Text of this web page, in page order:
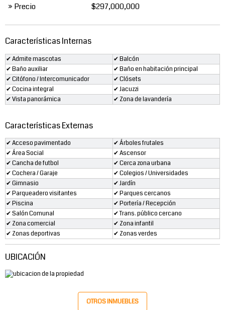
» Precio
$297,000,000
Características Internas
✔ Admite mascotas
✔ Balcón
✔ Baño auxiliar
✔ Baño en habitación principal
✔ Citófono / Intercomunicador
✔ Clósets
✔ Cocina integral
✔ Jacuzzi
✔ Vista panorámica
✔ Zona de lavandería
Características Externas
✔ Acceso pavimentado
✔ Árboles frutales
✔ Área Social
✔ Ascensor
✔ Cancha de futbol
✔ Cerca zona urbana
✔ Cochera / Garaje
✔ Colegios / Universidades
✔ Gimnasio
✔ Jardín
✔ Parqueadero visitantes
✔ Parques cercanos
✔ Piscina
✔ Portería / Recepción
✔ Salón Comunal
✔ Trans. público cercano
✔ Zona comercial
✔ Zona infantil
✔ Zonas deportivas
✔ Zonas verdes
UBICACIÓN
OTROS INMUEBLES